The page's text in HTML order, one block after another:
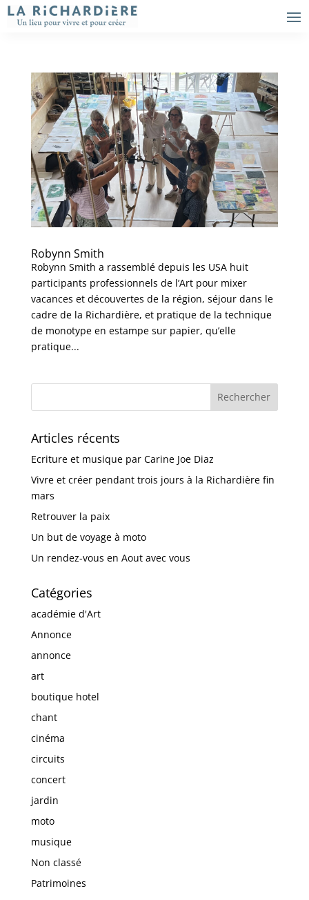
Robynn Smith
Robynn Smith a rassemblé depuis les USA huit
participants professionnels de l’Art pour mixer
vacances et découvertes de la région, séjour dans le
cadre de la Richardière, et pratique de la technique
de monotype en estampe sur papier, qu’elle
pratique...
Articles récents
Ecriture et musique par Carine Joe Diaz
Vivre et créer pendant trois jours à la Richardière fin
mars
Retrouver la paix
Un but de voyage à moto
Un rendez-vous en Aout avec vous
Catégories
académie d'Art
Annonce
annonce
art
boutique hotel
chant
cinéma
circuits
concert
jardin
moto
musique
Non classé
Patrimoines